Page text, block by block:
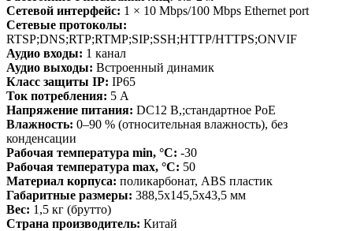
Сетевой интерфейс: 1 × 10 Mbps/100 Mbps Ethernet port
Сетевые протоколы:
RTSP;DNS;RTP;RTMP;SIP;SSH;HTTP/HTTPS;ONVIF
Аудио входы: 1 канал
Аудио выходы: Встроенный динамик
Класс защиты IP: IP65
Ток потребления: 5 А
Напряжение питания: DC12 В,;стандартное PoE
Влажность: 0–90 % (относительная влажность), без
конденсации
Рабочая температура min, °С: -30
Рабочая температура max, °С: 50
Материал корпуса: поликарбонат, ABS пластик
Габаритные размеры: 388,5х145,5х43,5 мм
Вес: 1,5 кг (брутто)
Страна производитель: Китай